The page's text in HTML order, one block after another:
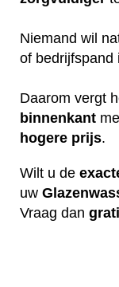
Niemand wil
of bedrijfspand
Daarom vergt
binnenkant
hogere prijs.
Wilt u de
uw G
Vraag dan